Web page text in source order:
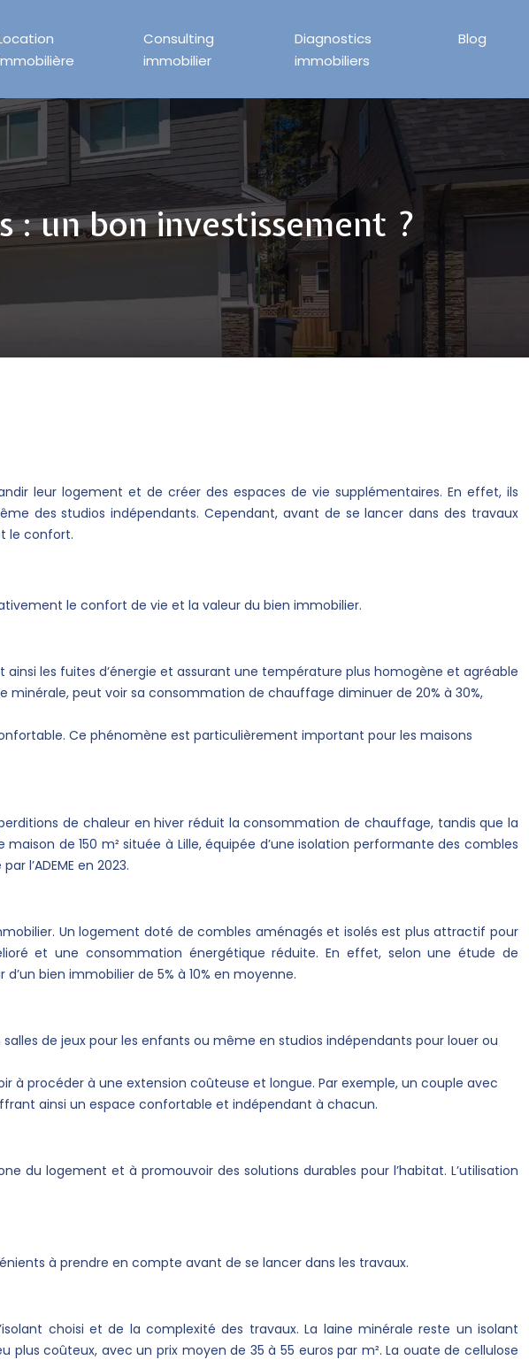
Consulting
immobilier
Diagnostics
immobiliers
Blog
: un bon investissement ?
leur logement et de créer des espaces de vie supplémentaires. En effet, ils
des studios indépendants. Cependant, avant de se lancer dans des travaux
le confort.
le confort de vie et la valeur du bien immobilier.
les fuites d’énergie et assurant une température plus homogène et agréable
minérale, peut voir sa consommation de chauffage diminuer de 20% à 30%,
Ce phénomène est particulièrement important pour les maisons
de chaleur en hiver réduit la consommation de chauffage, tandis que la
de 150 m² située à Lille, équipée d’une isolation performante des combles
l’ADEME en 2023.
Un logement doté de combles aménagés et isolés est plus attractif pour
et une consommation énergétique réduite. En effet, selon une étude de
bien immobilier de 5% à 10% en moyenne.
de jeux pour les enfants ou même en studios indépendants pour louer ou
à procéder à une extension coûteuse et longue. Par exemple, un couple avec
ainsi un espace confortable et indépendant à chacun.
du logement et à promouvoir des solutions durables pour l’habitat. L’utilisation
à prendre en compte avant de se lancer dans les travaux.
choisi et de la complexité des travaux. La laine minérale reste un isolant
coûteux, avec un prix moyen de 35 à 55 euros par m². La ouate de cellulose